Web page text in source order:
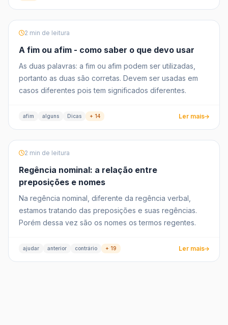
2 min de leitura
A fim ou afim - como saber o que devo usar
As duas palavras: a fim ou afim podem ser utilizadas,
portanto as duas são corretas. Devem ser usadas em
casos diferentes pois tem significados diferentes.
afim alguns Dicas + 14 Ler mais
2 min de leitura
Regência nominal: a relação entre
preposições e nomes
Na regência nominal, diferente da regência verbal,
estamos tratando das preposições e suas regências.
Porém dessa vez são os nomes os termos regentes.
ajudar anterior contrário + 19 Ler mais